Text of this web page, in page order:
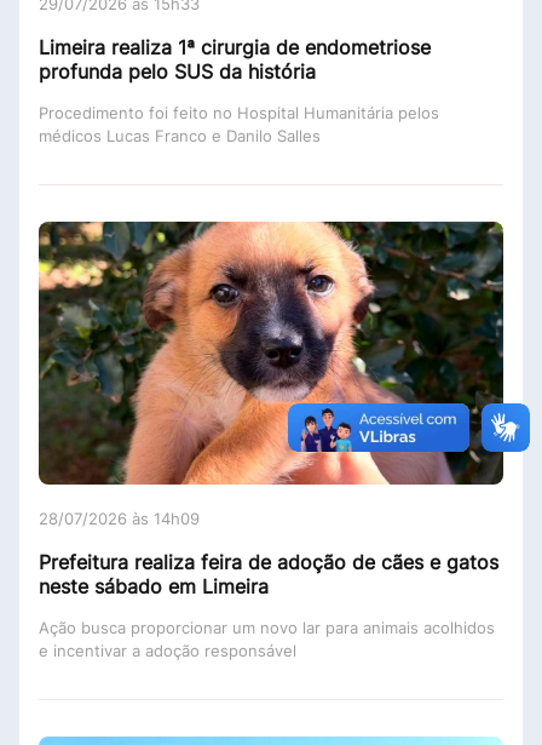
29/07/2026 às 15h33
Limeira realiza 1ª cirurgia de endometriose
profunda pelo SUS da história
Procedimento foi feito no Hospital Humanitária pelos
médicos Lucas Franco e Danilo Salles
28/07/2026 às 14h09
Prefeitura realiza feira de adoção de cães e gatos
neste sábado em Limeira
Ação busca proporcionar um novo lar para animais acolhidos
e incentivar a adoção responsável